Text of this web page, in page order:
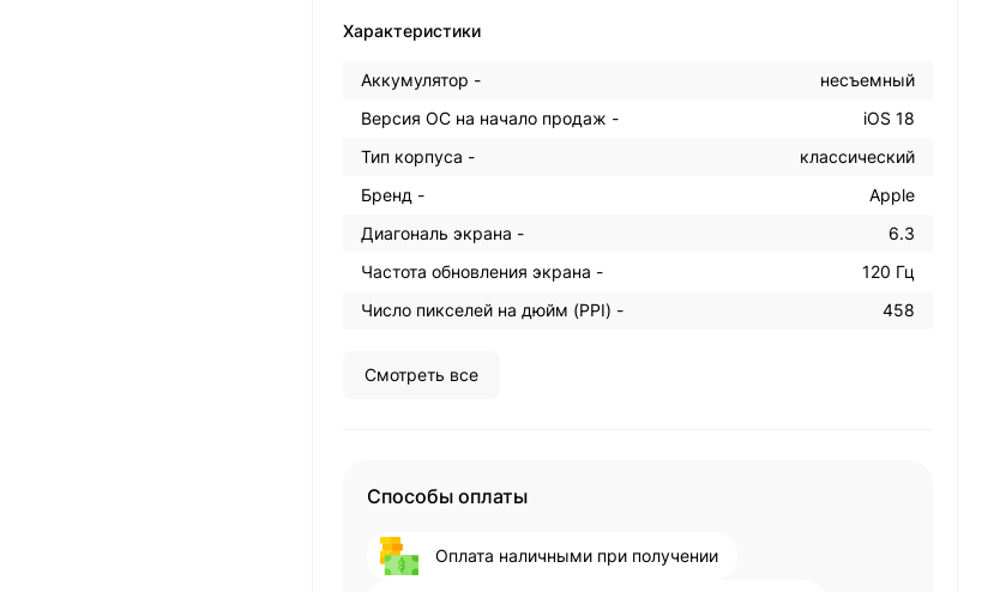
Характеристики
Аккумулятор -
несъемный
Версия ОС на начало продаж -
iOS 18
Тип корпуса -
классический
Бренд -
Apple
Диагональ экрана -
6.3
Частота обновления экрана -
120 Гц
Число пикселей на дюйм (PPI) -
458
Смотреть все
Способы оплаты
Оплата наличными при получении